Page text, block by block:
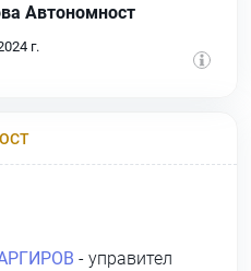
Автономност
г.
- управител